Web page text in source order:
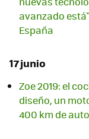
avanzado
España
17 junio
Zoe 2019: el
diseño, un
400 km de